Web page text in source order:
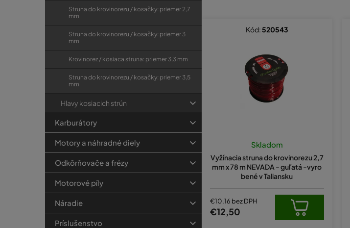
Struna do krovinorezu / kosačky: priemer 2,7
mm
Struna do krovinorezu / kosačky: priemer 3
mm
Krovinorez / kosiaca struna: priemer 3,3 mm
Struna do krovinorezu / kosačky: priemer 3,5
mm
Hlavy kosiacich strún
Karburátory
Motory a náhradné diely
Odkôrňovače a frézy
Motorové píly
Náradie
Príslušenstvo
Vyžínacia struna do krovinorezu 2,7
mm x 78 m NEVADA - guľatá -vyro
bené v Taliansku
Skladom
€10,16 bez DPH
€12,50
Kód: 520543